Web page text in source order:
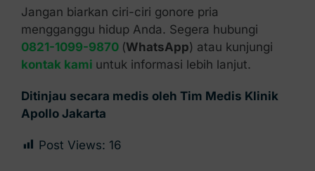
Jangan biarkan ciri-ciri gonore pria
mengganggu hidup Anda. Segera hubungi
0821-1099-9870 (WhatsApp) atau kunjungi
kontak kami untuk informasi lebih lanjut.
Ditinjau secara medis oleh Tim Medis Klinik
Apollo Jakarta
Post Views: 16